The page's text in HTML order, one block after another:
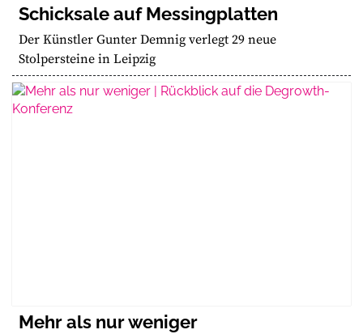
Schicksale auf Messingplatten
Der Künstler Gunter Demnig verlegt 29 neue
Stolpersteine in Leipzig
Mehr als nur weniger